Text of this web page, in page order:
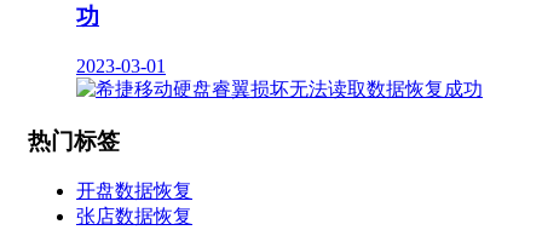
功
2023-03-01
热门标签
开盘数据恢复
张店数据恢复